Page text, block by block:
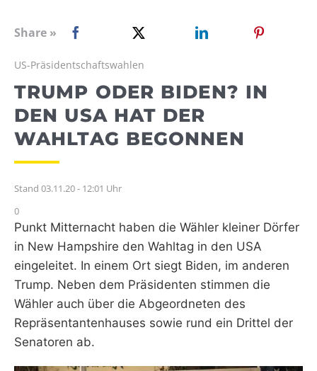
Share »
US-Präsidentschaftswahlen
TRUMP ODER BIDEN? IN
DEN USA HAT DER
WAHLTAG BEGONNEN
Stand 03.11.20 - 12:01 Uhr
0
Punkt Mitternacht haben die Wähler kleiner Dörfer
in New Hampshire den Wahltag in den USA
eingeleitet. In einem Ort siegt Biden, im anderen
Trump. Neben dem Präsidenten stimmen die
Wähler auch über die Abgeordneten des
Repräsentantenhauses sowie rund ein Drittel der
Senatoren ab.